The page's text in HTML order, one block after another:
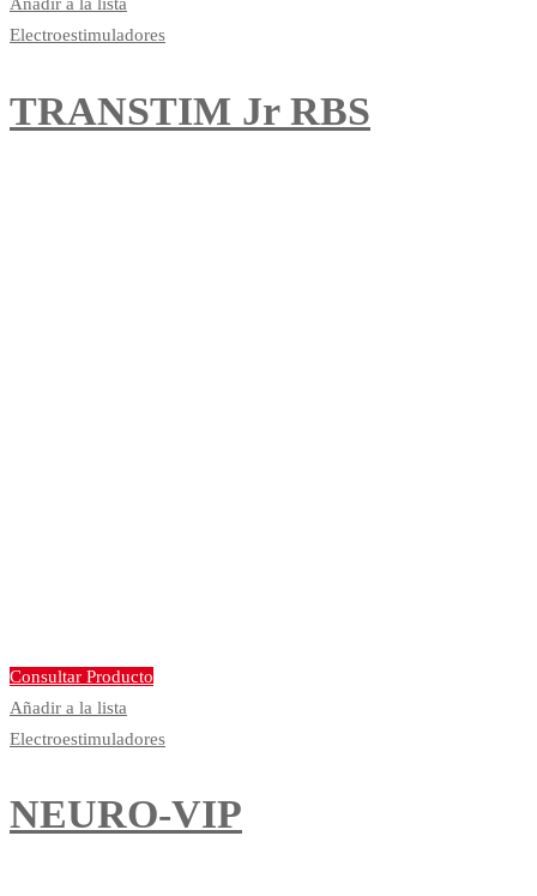
Añadir a la lista
Electroestimuladores
TRANSTIM Jr RBS
Consultar Producto
Añadir a la lista
Electroestimuladores
NEURO-VIP